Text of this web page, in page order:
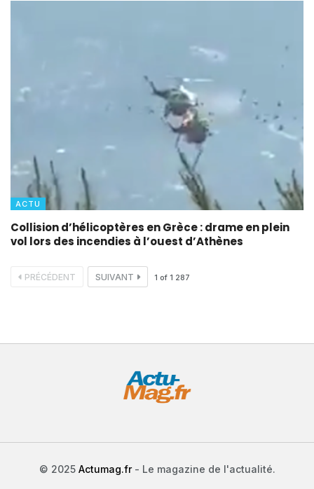
ACTU
Collision d’hélicoptères en Grèce : drame en plein
vol lors des incendies à l’ouest d’Athènes
PRÉCÉDENT SUIVANT 1 of 1 287
© 2025 Actumag.fr- Le magazine de l'actualité.